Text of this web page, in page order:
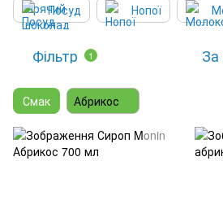
Посуд
Нопої
Фільтр 1 За
Смак Абрикос